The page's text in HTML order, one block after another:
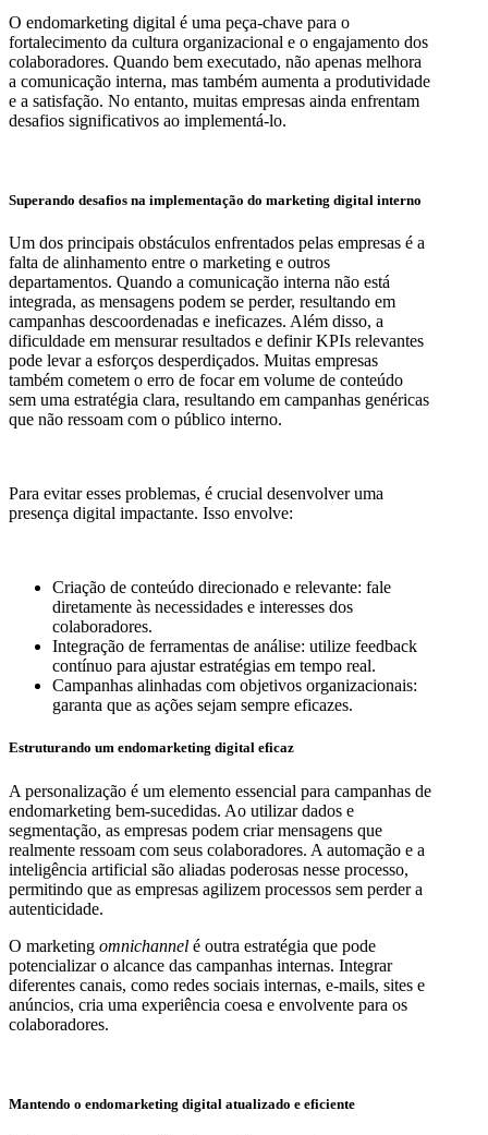
O endomarketing digital é uma peça-chave para o
fortalecimento da cultura organizacional e o engajamento dos
colaboradores. Quando bem executado, não apenas melhora
a comunicação interna, mas também aumenta a produtividade
e a satisfação. No entanto, muitas empresas ainda enfrentam
desafios significativos ao implementá-lo.
Superando desafios na implementação do marketing digital interno
Um dos principais obstáculos enfrentados pelas empresas é a
falta de alinhamento entre o marketing e outros
departamentos. Quando a comunicação interna não está
integrada, as mensagens podem se perder, resultando em
campanhas descoordenadas e ineficazes. Além disso, a
dificuldade em mensurar resultados e definir KPIs relevantes
pode levar a esforços desperdiçados. Muitas empresas
também cometem o erro de focar em volume de conteúdo
sem uma estratégia clara, resultando em campanhas genéricas
que não ressoam com o público interno.
Para evitar esses problemas, é crucial desenvolver uma
presença digital impactante. Isso envolve:
Criação de conteúdo direcionado e relevante: fale
diretamente às necessidades e interesses dos
colaboradores.
Integração de ferramentas de análise: utilize feedback
contínuo para ajustar estratégias em tempo real.
Campanhas alinhadas com objetivos organizacionais:
garanta que as ações sejam sempre eficazes.
Estruturando um endomarketing digital eficaz
A personalização é um elemento essencial para campanhas de
endomarketing bem-sucedidas. Ao utilizar dados e
segmentação, as empresas podem criar mensagens que
realmente ressoam com seus colaboradores. A automação e a
inteligência artificial são aliadas poderosas nesse processo,
permitindo que as empresas agilizem processos sem perder a
autenticidade.
O marketing omnichannel é outra estratégia que pode
potencializar o alcance das campanhas internas. Integrar
diferentes canais, como redes sociais internas, e-mails, sites e
anúncios, cria uma experiência coesa e envolvente para os
colaboradores.
Mantendo o endomarketing digital atualizado e eficiente